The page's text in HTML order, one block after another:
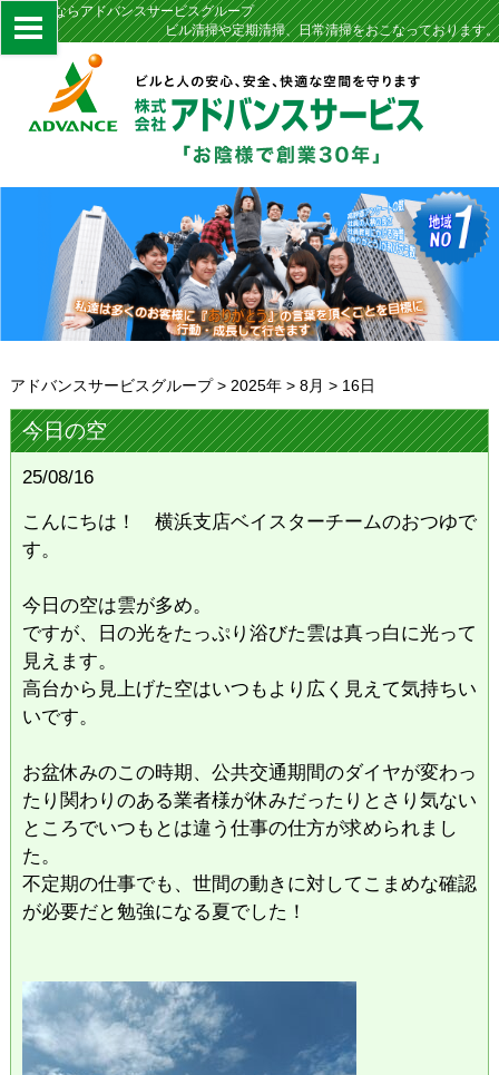
定期清掃ならアドバンスサービスグループ
ビル清掃や定期清掃、日常清掃をおこなっております。
アドバンスサービスグループ> 2025年> 8月 > 16日
今日の空
25/08/16
こんにちは！ 横浜支店ベイスターチームのおつゆで
す。
今日の空は雲が多め。
ですが、日の光をたっぷり浴びた雲は真っ白に光って
見えます。
高台から見上げた空はいつもより広く見えて気持ちい
いです。
お盆休みのこの時期、公共交通期間のダイヤが変わっ
たり関わりのある業者様が休みだったりとさり気ない
ところでいつもとは違う仕事の仕方が求められまし
た。
不定期の仕事でも、世間の動きに対してこまめな確認
が必要だと勉強になる夏でした！